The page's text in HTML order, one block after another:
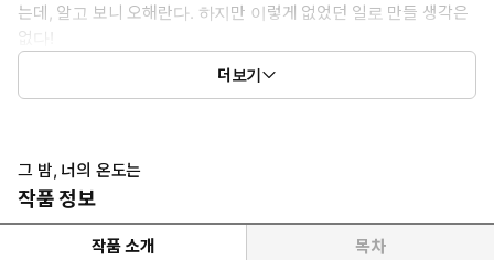
는데, 알고 보니 오해란다. 하지만 이렇게 없었던 일로 만들 생각은
없다!
* 여자 주인공: 은설원(29) - J소프트 디자인팀의 팀장으로, 게임 디
자이너. 천상천하 유아독존 성격괴팍 권 대표가 어렵고 짜증 나고
* 이럴 때 보세요: 시련을 딛고 이겨내는 진한 사랑이야기가 필요할
때
* 공감 글귀: “얼마든지요. 기다리는 건 내가 제일 잘하는 거니까.”
더보기
그 밤, 너의 온도는
작품 정보
작품 소개 목차